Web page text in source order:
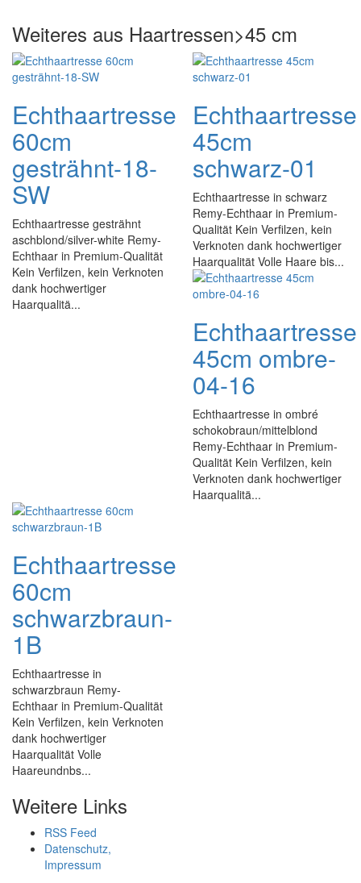
Weiteres aus Haartressen>45 cm
Echthaartresse
60cm
gesträhnt-18-
SW
Echthaartresse gesträhnt
aschblond/silver-white Remy-
Echthaar in Premium-Qualität
Kein Verfilzen, kein Verknoten
dank hochwertiger
Haarqualitä...
Echthaartresse
45cm
schwarz-01
Echthaartresse in schwarz
Remy-Echthaar in Premium-
Qualität Kein Verfilzen, kein
Verknoten dank hochwertiger
Haarqualität Volle Haare bis...
Echthaartresse
45cm ombre-
04-16
Echthaartresse in ombré
schokobraun/mittelblond
Remy-Echthaar in Premium-
Qualität Kein Verfilzen, kein
Verknoten dank hochwertiger
Haarqualitä...
Echthaartresse
60cm
schwarzbraun-
1B
Echthaartresse in
schwarzbraun Remy-
Echthaar in Premium-Qualität
Kein Verfilzen, kein Verknoten
dank hochwertiger
Haarqualität Volle
Haareundnbs...
Weitere Links
RSS Feed
Datenschutz,
Impressum